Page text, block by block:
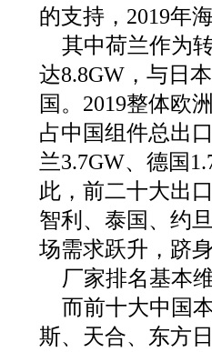
的支持，2019年
其中荷兰作为
达8.8GW，与日
国。2019整体欧
占中国组件总出
兰3.7GW、德国
此，前二十大出
智利、泰国、约
场需求跃升，跻
厂家排名基本
而前十大中国
斯、天合、东方